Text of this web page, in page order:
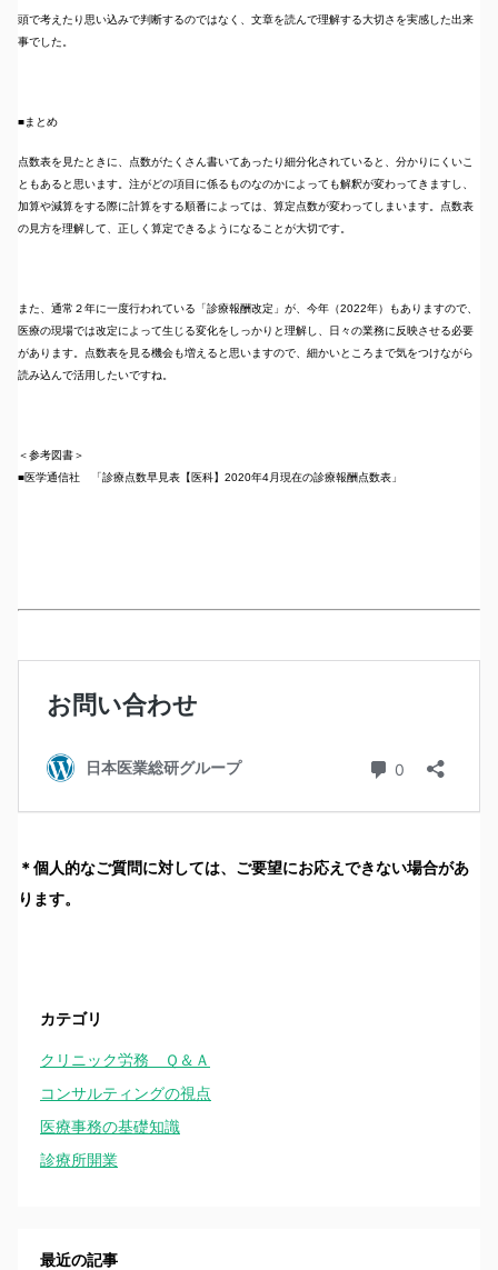
頭で考えたり思い込みで判断するのではなく、文章を読んで理解する大切さを実感した出来
事でした。
■まとめ
点数表を見たときに、点数がたくさん書いてあったり細分化されていると、分かりにくいこ
ともあると思います。注がどの項目に係るものなのかによっても解釈が変わってきますし、
加算や減算をする際に計算をする順番によっては、算定点数が変わってしまいます。点数表
の見方を理解して、正しく算定できるようになることが大切です。
また、通常２年に一度行われている「診療報酬改定」が、今年（2022年）もありますので、
医療の現場では改定によって生じる変化をしっかりと理解し、日々の業務に反映させる必要
があります。点数表を見る機会も増えると思いますので、細かいところまで気をつけながら
読み込んで活用したいですね。
＜参考図書＞
■医学通信社 「診療点数早見表【医科】2020年4月現在の診療報酬点数表」
＊個人的なご質問に対しては、ご要望にお応えできない場合があ
ります。
カテゴリ
クリニック労務 Ｑ＆Ａ
コンサルティングの視点
医療事務の基礎知識
診療所開業
最近の記事